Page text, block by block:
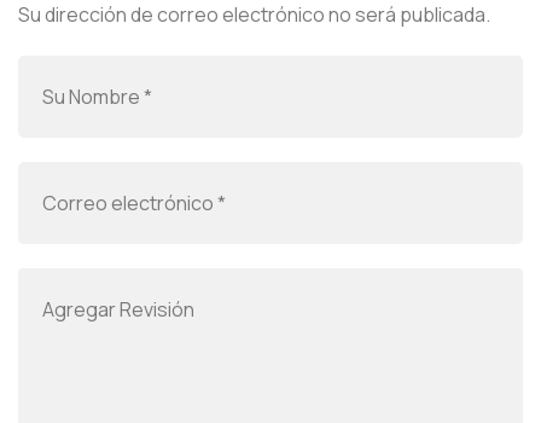
Su dirección de correo electrónico no será publicada.